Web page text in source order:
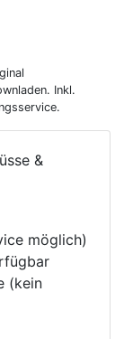
Inkl.
&
möglich)
(kein